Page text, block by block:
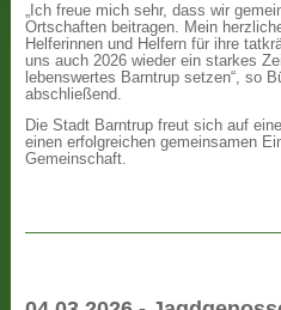
„Ich freue mich sehr, dass wir
Ortschaften beitragen. Mein
Helferinnen und Helfern für ihre
uns auch 2026 wieder ein starkes
lebenswertes Barntrup setzen“, so
abschließend.
Die Stadt Barntrup freut sich auf
einen erfolgreichen gemeinsamen
Gemeinschaft.